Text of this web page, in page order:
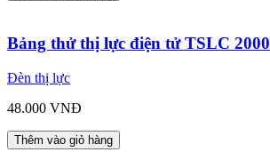
Bảng thử thị lực điện tử TSLC 2000
Đèn thị lực
48.000 VNĐ
Thêm vào giỏ hàng